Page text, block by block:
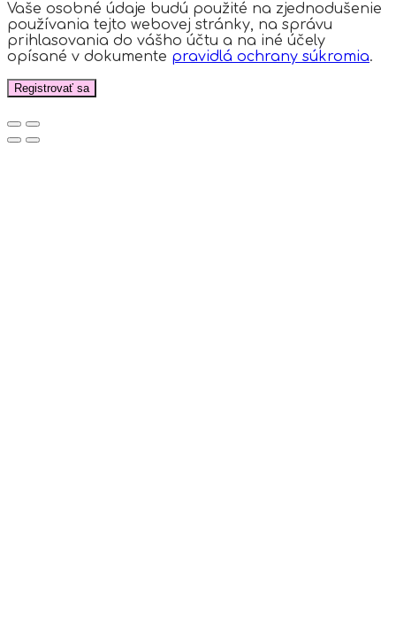
Vaše osobné údaje budú použité na zjednodušenie
používania tejto webovej stránky, na správu
prihlasovania do vášho účtu a na iné účely
opísané v dokumente pravidlá ochrany súkromia.
Registrovať sa